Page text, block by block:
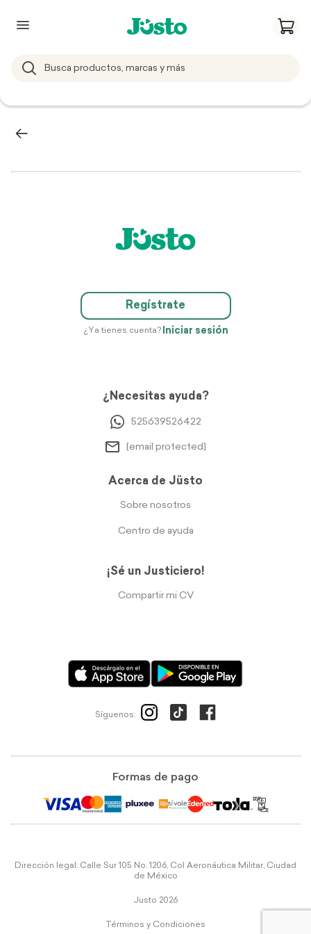
Regístrate
¿Ya tienes cuenta? Iniciar sesión
¿Necesitas ayuda?
525639526422
[email protected]
Acerca de Jüsto
Sobre nosotros
Centro de ayuda
¡Sé un Justiciero!
Compartir mi CV
Síguenos:
Formas de pago
Dirección legal: Calle Sur 105 No. 1206, Col Aeronáutica Militar, Ciudad
de México
Justo 2026
Términos y Condiciones